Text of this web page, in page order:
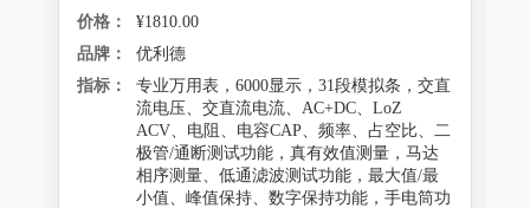
价格：
¥1810.00
品牌：
优利德
指标：
专业万用表，6000显示，31段模拟条，交直
流电压、交直流电流、AC+DC、LoZ
ACV、电阻、电容CAP、频率、占空比、二
极管/通断测试功能，真有效值测量，马达
相序测量、低通滤波测试功能，最大值/最
小值、峰值保持、数字保持功能，手电筒功